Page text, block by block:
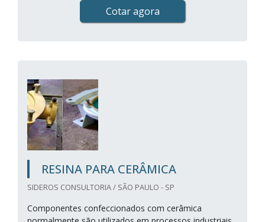
Cotar agora
RESINA PARA CERÂMICA
SIDEROS CONSULTORIA / SÃO PAULO - SP
Componentes confeccionados com cerâmica